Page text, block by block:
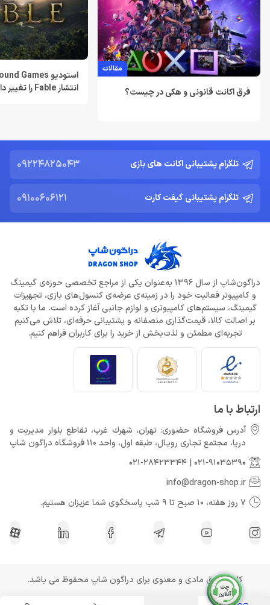
بهترین دی ان اس برای پلی استیشن | معرفی dns برای PS5
تیر 30, 1404
لغو توسعه بازی Just Cause 5 توسط اسکوئر انیکس
خرداد 22, 1404
Resident Evil Requiem؛ پرهزینه‌ ترین بازی تاریخ کپکام؟
دشمن جدید Resident Evil Requiem؛ قدرتمند تر و ترسناک‌ تر از
خرداد 22, 1404
ادلر: The Outer Worlds 2 تجربه‌ای تازه و کمتر کمدی خواهد بود
افزایش قیمت بازی‌ها؛ آیا Xbox بازیکنان را به Game Pass سوق
می‌دهد؟
خرداد 22, 1404
خرداد 22, 1404
مقالات
فرق اکانت قانونی و هکی در چیست؟ انتشار Fable را تغییر داد
تلگرام پشتیبانی اکانت های بازی 09224825043
تلگرام پشتیبانی گیفت کارت 09100606121
دراگون‌شاپ از سال 1396 به‌عنوان یکی از مراجع تخصصی حوزه‌ی گیمینگ
و کامپیوتر فعالیت خود را در زمینه‌ی عرضه‌ی کنسول‌های بازی، تجهیزات
گیمینگ، سیستم‌های کامپیوتری و لوازم جانبی آغاز کرده است. ما با تکیه
بر اصالت کالا، قیمت‌گذاری منصفانه و پشتیبانی حرفه‌ای، تلاش می‌کنیم
تجربه‌ای مطمئن و لذت‌بخش از خرید را برای کاربران فراهم کنیم.
ارتباط با ما
آدرس فروشگاه حضوری: تهران، شهرك غرب، تقاطع بلوار مدیریت و
دريا، مجتمع تجارى رويـال، طبقه اول، واحد 110 فروشگاه دراگون شاپ
021-91035390
021-28423344
info@dragon-shop.ir
7 روز هفته، 10 صبح تا 9 شب پاسخگوی شما عزیزان هستیم.
کلیه حقوق مادی و معنوی برای دراگون شاپ محفوظ می باشد.